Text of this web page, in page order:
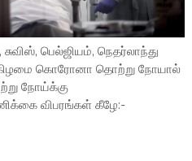
பெல்ஜியம், நெதர்லாந்து
கொரோனா தொற்று நோயால்
நோய்க்கு
விபரங்கள் கீழே:-